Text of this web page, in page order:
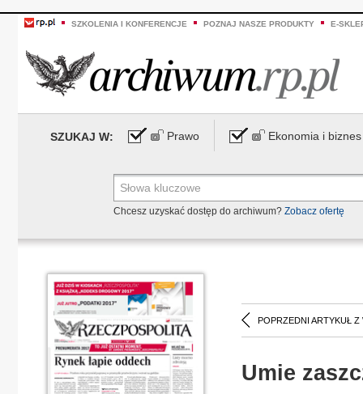
SZKOLENIA I KONFERENCJE POZNAJ NASZE PRODUKTY E-
SZUKAJ W: Prawo Ekonomia i biznes
Chcesz uzyskać dostęp do archiwum? Zobacz ofertę
POPRZEDNI ARTYKUŁ Z
Umie